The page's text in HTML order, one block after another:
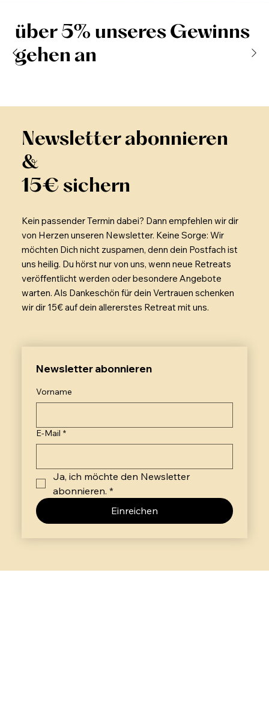
Newsletter abonnieren
&
15€ sichern
Kein passender Termin dabei? Dann empfehlen wir dir
von Herzen unseren Newsletter. Keine Sorge: Wir
möchten Dich nicht zuspamen, denn dein Postfach ist
uns heilig. Du hörst nur von uns, wenn neue Retreats
veröffentlicht werden oder besondere Angebote
warten. Als Dankeschön für dein Vertrauen schenken
wir dir 15€ auf dein allererstes Retreat mit uns.
Newsletter abonnieren
Vorname
E-Mail *
Ja, ich möchte den Newsletter
abonnieren. *
Einreichen
über 5% unseres Gewinns
gehen an